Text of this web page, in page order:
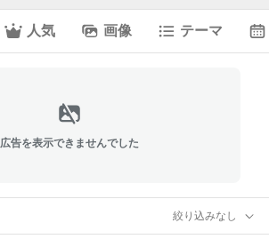
人気 画像 テーマ
広告を表示できませんでした
絞り込みなし